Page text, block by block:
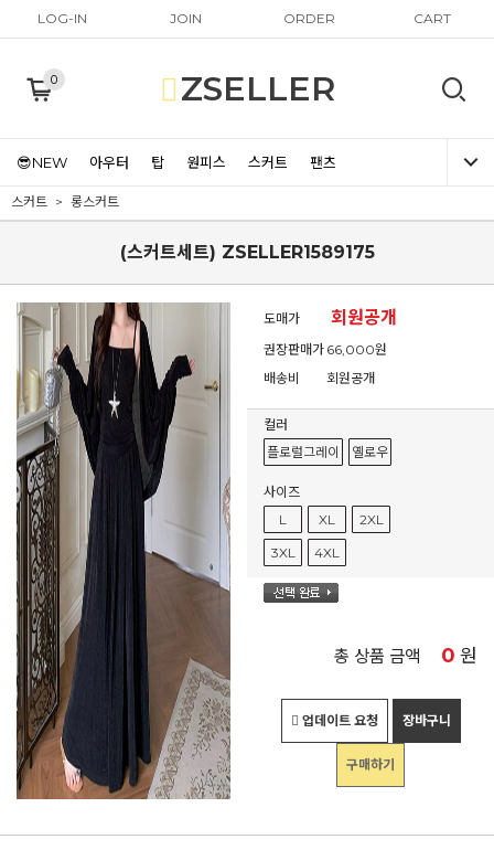
LOG-IN JOIN ORDER CART
0 ZSELLER
😎NEW 아우터 탑 원피스 스커트 팬츠
스커트 롱스커트
(스커트세트) ZSELLER1589175
도매가 회원공개
권장판매가 66,000원
배송비
회원공개
컬러
플로럴그레이
옐로우
사이즈
L
XL
2XL
3XL
4XL
총 상품 금액 0 원
업데이트 요청 장바구니
구매하기